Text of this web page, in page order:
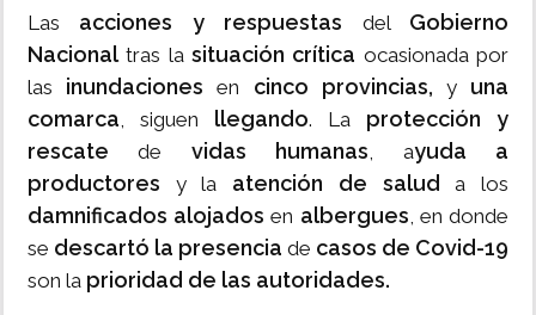
Las acciones y respuestas del Gobierno
Nacionaltras la situación crítica ocasionada por
las inundaciones en cinco provincias, yuna
comarca, siguen llegando. La protección y
rescate de vidas humanas, ayuda a
productores y la atención de saluda los
damnificados alojados en albergues, en donde
se descartó la presencia de casos de Covid-19
son la prioridad de las autoridades.